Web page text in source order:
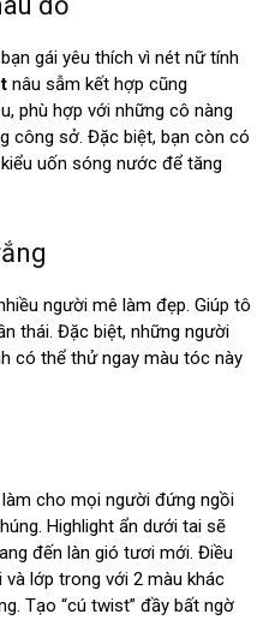
gái yêu thích vì nét nữ tính
nâu sẫm kết hợp cũng
phù hợp với những cô nàng
công sở. Đặc biệt, bạn còn có
uốn sóng nước để tăng
người mê làm đẹp. Giúp tô
thái. Đặc biệt, những người
có thể thử ngay màu tóc này
cho mọi người đứng ngồi
Highlight ẩn dưới tai sẽ
đến làn gió tươi mới. Điều
lớp trong với 2 màu khác
Tạo “cú twist” đầy bất ngờ